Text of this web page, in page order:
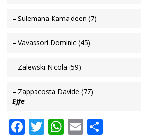
– Sulemana Kamaldeen (7)
– Vavassori Dominic (45)
– Zalewski Nicola (59)
– Zappacosta Davide (77)
Effe
Facebook
Twitter
WhatsApp
Email